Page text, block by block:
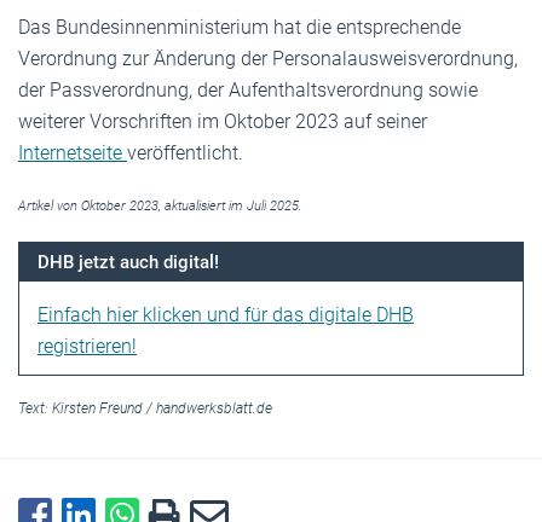
Das Bundesinnenministerium hat die entsprechende
Verordnung zur Änderung der Personalausweisverordnung,
der Passverordnung, der Aufenthaltsverordnung sowie
weiterer Vorschriften im Oktober 2023 auf seiner
Internetseite veröffentlicht.
Artikel von Oktober 2023, aktualisiert im Juli 2025.
DHB jetzt auch digital!
Einfach hier klicken und für das digitale DHB
registrieren!
Text: Kirsten Freund / handwerksblatt.de